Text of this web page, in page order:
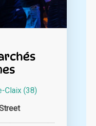
Claix (38)